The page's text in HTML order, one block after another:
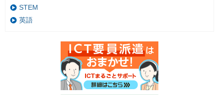
STEM
英語